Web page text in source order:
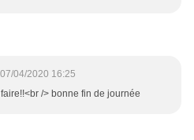
07/04/2020 16:25
/> bonne fin de journée